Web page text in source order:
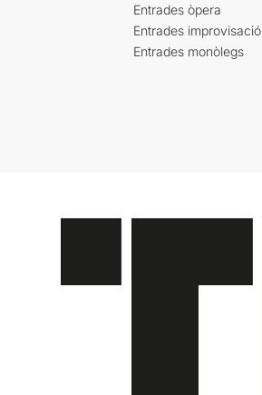
Entrades òpera
Entrades improvisació
Entrades monòlegs